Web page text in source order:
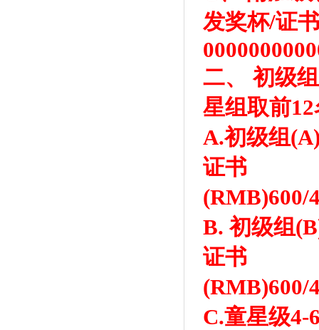
发奖杯/证书
二、 初级
星组取前
A.初级组
证书
(RMB)600/
B. 初级组
证书
(RMB)600/
C.童星级4-